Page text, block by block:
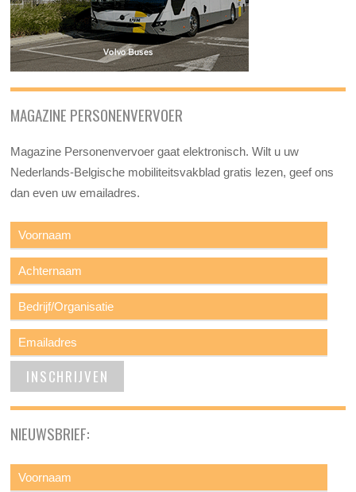
MAGAZINE PERSONENVERVOER
Magazine Personenvervoer gaat elektronisch. Wilt u uw
Nederlands-Belgische mobiliteitsvakblad gratis lezen, geef ons
dan even uw emailadres.
NIEUWSBRIEF: